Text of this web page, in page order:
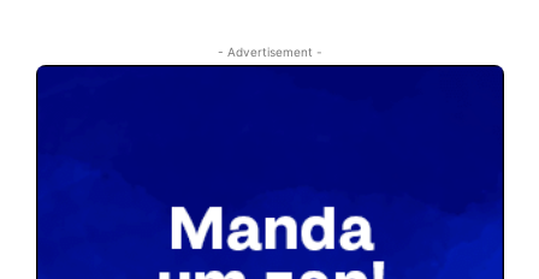
- Advertisement -